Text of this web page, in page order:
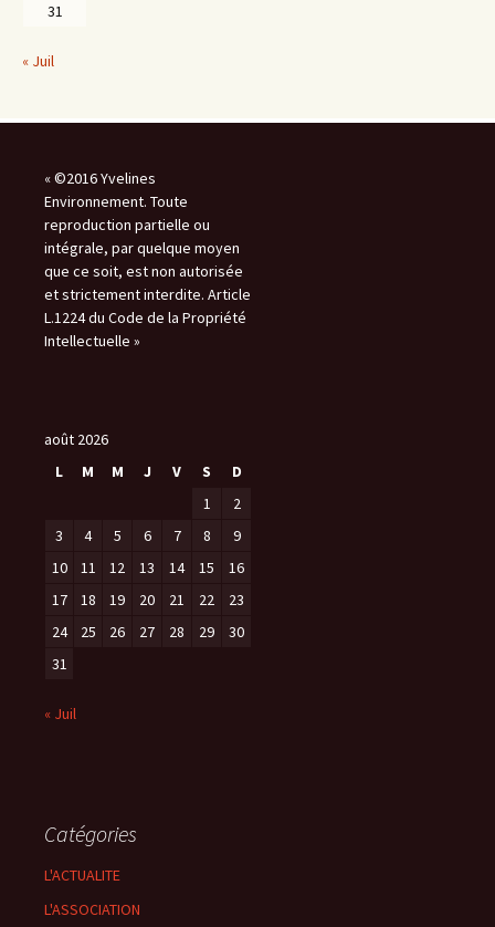
31
« Juil
« ©2016 Yvelines
Environnement. Toute
reproduction partielle ou
intégrale, par quelque moyen
que ce soit, est non autorisée
et strictement interdite. Article
L.1224 du Code de la Propriété
Intellectuelle »
août 2026
L
M M J V S
D
1
2
3
4 5 6 7 8
9
10
11 12 13 14 15
16
17
18 19 20 21 22
23
24
25 26 27 28 29
30
31
« Juil
Catégories
L'ACTUALITE
L'ASSOCIATION